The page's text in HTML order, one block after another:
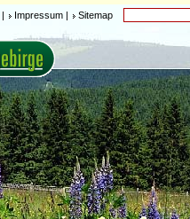
| Impressum | Sitemap